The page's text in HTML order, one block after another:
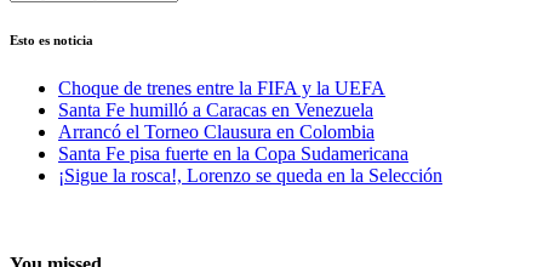
Esto es noticia
Choque de trenes entre la FIFA y la UEFA
Santa Fe humilló a Caracas en Venezuela
Arrancó el Torneo Clausura en Colombia
Santa Fe pisa fuerte en la Copa Sudamericana
¡Sigue la rosca!, Lorenzo se queda en la Selección